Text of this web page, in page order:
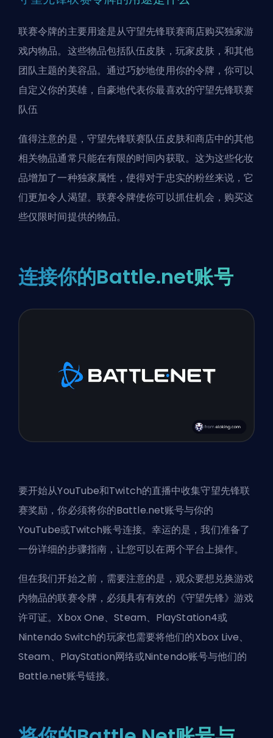
联赛令牌的主要用途是从守望先锋联赛商店购买独家游
戏内物品。这些物品包括队伍皮肤，玩家皮肤，和其他
团队主题的美容品。通过巧妙地使用你的令牌，你可以
自定义你的英雄，自豪地代表你最喜欢的守望先锋联赛
队伍
值得注意的是，守望先锋联赛队伍皮肤和商店中的其他
相关物品通常只能在有限的时间内获取。这为这些化妆
品增加了一种独家属性，使得对于忠实的粉丝来说，它
们更加令人渴望。联赛令牌使你可以抓住机会，购买这
些仅限时间提供的物品。
连接你的Battle.net账号
要开始从YouTube和Twitch的直播中收集守望先锋联
赛奖励，你必须将你的Battle.net账号与你的
YouTube或Twitch账号连接。幸运的是，我们准备了
一份详细的步骤指南，让您可以在两个平台上操作。
但在我们开始之前，需要注意的是，观众要想兑换游戏
内物品的联赛令牌，必须具有有效的《守望先锋》游戏
许可证。Xbox One、Steam、PlayStation4或
Nintendo Switch的玩家也需要将他们的Xbox Live、
Steam、PlayStation网络或Nintendo账号与他们的
Battle.net账号链接。